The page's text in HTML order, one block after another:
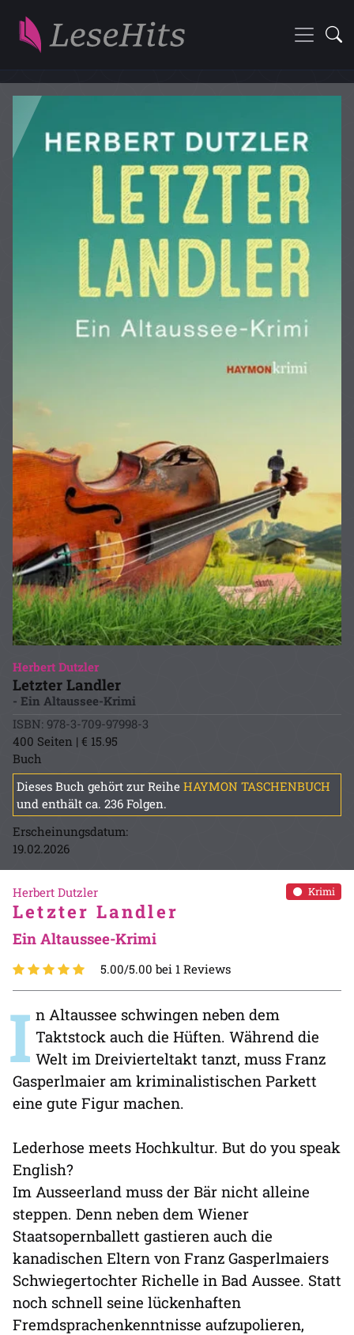
Herbert Dutzler
Letzter Landler
- Ein Altaussee-Krimi
ISBN: 978-3-709-97998-3
400 Seiten | € 15.95
Buch
Dieses Buch gehört zur Reihe HAYMON TASCHENBUCH
und enthält ca. 236 Folgen.
Erscheinungsdatum:
19.02.2026
Krimi
Herbert Dutzler
Letzter Landler
Ein Altaussee-Krimi
5.00/5.00 bei 1 Reviews
I n Altaussee schwingen neben dem
Taktstock auch die Hüften. Während die
Welt im Dreivierteltakt tanzt, muss Franz
Gasperlmaier am kriminalistischen Parkett
eine gute Figur machen.
Lederhose meets Hochkultur. But do you speak
English?
Im Ausseerland muss der Bär nicht alleine
steppen. Denn neben dem Wiener
Staatsopernballett gastieren auch die
kanadischen Eltern von Franz Gasperlmaiers
Schwiegertochter Richelle in Bad Aussee. Statt
noch schnell seine lückenhaften
Fremdsprachenkenntnisse aufzupolieren,